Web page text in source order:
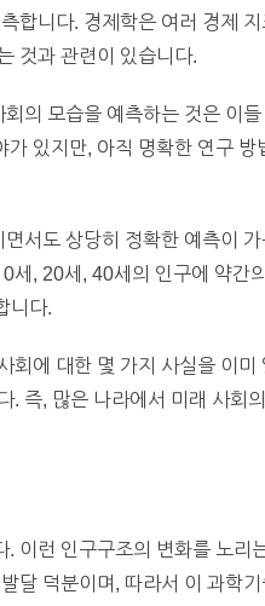
합니다. 경제학은 여러 경제
것과 관련이 있습니다.
의 모습을 예측하는 것은 이
있지만, 아직 명확한 연구
서도 상당히 정확한 예측이
, 20세, 40세의 인구에 약간
니다.
회에 대한 몇 가지 사실을 이
. 즉, 많은 나라에서 미래 사회
이런 인구구조의 변화를 노리
달 덕분이며, 따라서 이 과학